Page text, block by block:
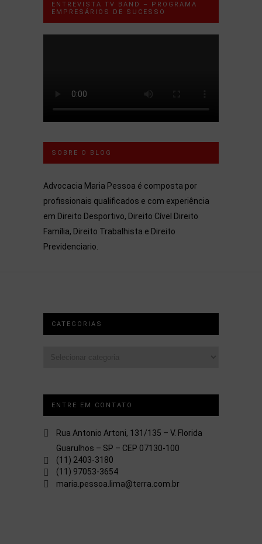
ENTREVISTA TV BAND – PROGRAMA
EMPRESÁRIOS DE SUCESSO
SOBRE O BLOG
Advocacia Maria Pessoa é composta por
profissionais qualificados e com experiência
em Direito Desportivo, Direito Cível Direito
Família, Direito Trabalhista e Direito
Previdenciario.
CATEGORIAS
ENTRE EM CONTATO
Rua Antonio Artoni, 131/135 – V. Florida
Guarulhos – SP – CEP 07130-100
(11) 2403-3180
(11) 97053-3654
maria.pessoa.lima@terra.com.br